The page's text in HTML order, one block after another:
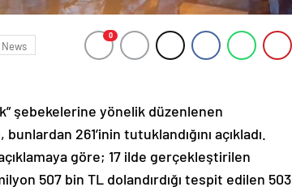
News
0
şebekelerine yönelik düzenlenen
261’inin tutuklandığını açıkladı.
göre; 17 ilde gerçekleştirilen
507 bin TL dolandırdığı tespit edilen 503